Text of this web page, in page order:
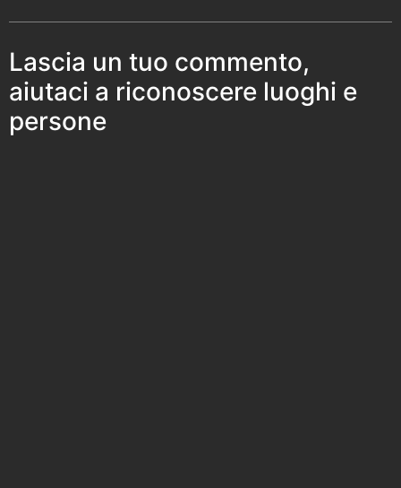
Lascia un tuo commento,
aiutaci a riconoscere luoghi e
persone